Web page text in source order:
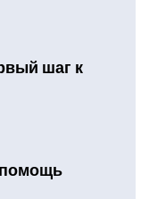
шаг к